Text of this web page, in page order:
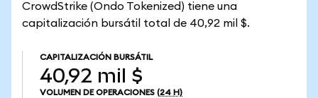
CrowdStrike (Ondo Tokenized) tiene una
capitalización bursátil total de 40,92 mil $.
CAPITALIZACIÓN BURSÁTIL
40,92 mil $
VOLUMEN DE OPERACIONES (24 H)